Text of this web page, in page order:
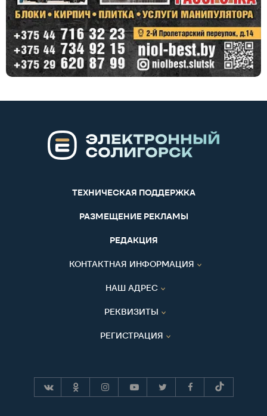
ТЕХНИЧЕСКАЯ ПОДДЕРЖКА
РАЗМЕЩЕНИЕ РЕКЛАМЫ
РЕДАКЦИЯ
КОНТАКТНАЯ ИНФОРМАЦИЯ
НАШ АДРЕС
РЕКВИЗИТЫ
РЕГИСТРАЦИЯ